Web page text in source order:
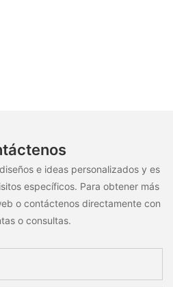
e ideas personalizados y es
específicos. Para obtener más
o contáctenos directamente con
o consultas.